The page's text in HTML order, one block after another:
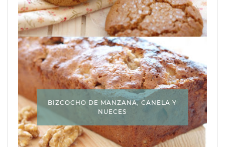
BIZCOCHO DE MANZANA, CANELA Y
NUECES